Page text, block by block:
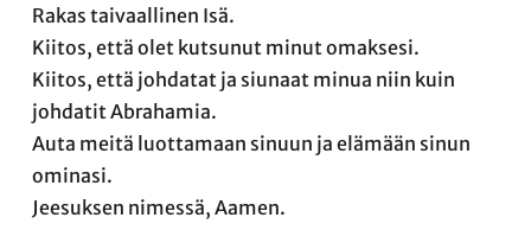
Rakas taivaallinen Isä.
Kiitos, että olet kutsunut minut omaksesi.
Kiitos, että johdatat ja siunaat minua niin kuin
johdatit Abrahamia.
Auta meitä luottamaan sinuun ja elämään sinun
ominasi.
Jeesuksen nimessä, Aamen.